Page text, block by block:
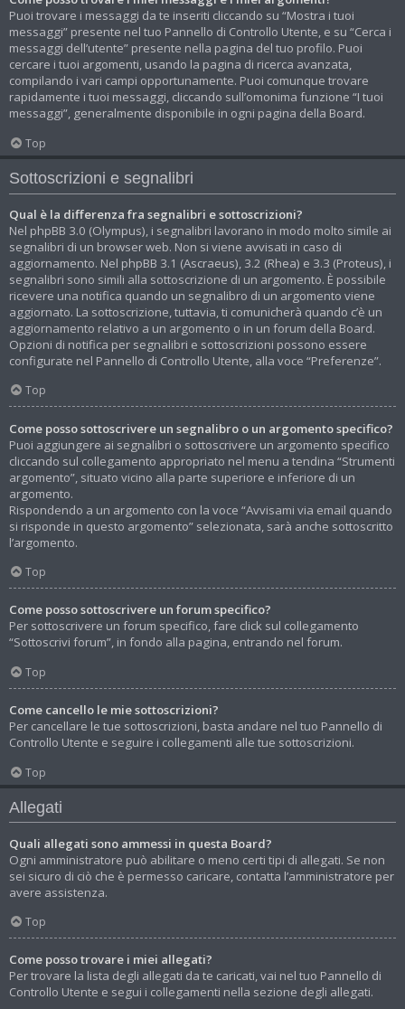
Puoi trovare i messaggi da te inseriti cliccando su “Mostra i tuoi
messaggi” presente nel tuo Pannello di Controllo Utente, e su “Cerca i
messaggi dell’utente” presente nella pagina del tuo profilo. Puoi
cercare i tuoi argomenti, usando la pagina di ricerca avanzata,
compilando i vari campi opportunamente. Puoi comunque trovare
rapidamente i tuoi messaggi, cliccando sull’omonima funzione “I tuoi
messaggi”, generalmente disponibile in ogni pagina della Board.
Top
Sottoscrizioni e segnalibri
Qual è la differenza fra segnalibri e sottoscrizioni?
Nel phpBB 3.0 (Olympus), i segnalibri lavorano in modo molto simile ai
segnalibri di un browser web. Non si viene avvisati in caso di
aggiornamento. Nel phpBB 3.1 (Ascraeus), 3.2 (Rhea) e 3.3 (Proteus), i
segnalibri sono simili alla sottoscrizione di un argomento. È possibile
ricevere una notifica quando un segnalibro di un argomento viene
aggiornato. La sottoscrizione, tuttavia, ti comunicherà quando c’è un
aggiornamento relativo a un argomento o in un forum della Board.
Opzioni di notifica per segnalibri e sottoscrizioni possono essere
configurate nel Pannello di Controllo Utente, alla voce “Preferenze”.
Top
Come posso sottoscrivere un segnalibro o un argomento specifico?
Puoi aggiungere ai segnalibri o sottoscrivere un argomento specifico
cliccando sul collegamento appropriato nel menu a tendina “Strumenti
argomento”, situato vicino alla parte superiore e inferiore di un
argomento.
Rispondendo a un argomento con la voce “Avvisami via email quando
si risponde in questo argomento” selezionata, sarà anche sottoscritto
l’argomento.
Top
Come posso sottoscrivere un forum specifico?
Per sottoscrivere un forum specifico, fare click sul collegamento
“Sottoscrivi forum”, in fondo alla pagina, entrando nel forum.
Top
Come cancello le mie sottoscrizioni?
Per cancellare le tue sottoscrizioni, basta andare nel tuo Pannello di
Controllo Utente e seguire i collegamenti alle tue sottoscrizioni.
Top
Allegati
Quali allegati sono ammessi in questa Board?
Ogni amministratore può abilitare o meno certi tipi di allegati. Se non
sei sicuro di ciò che è permesso caricare, contatta l’amministratore per
avere assistenza.
Top
Come posso trovare i miei allegati?
Per trovare la lista degli allegati da te caricati, vai nel tuo Pannello di
Controllo Utente e segui i collegamenti nella sezione degli allegati.